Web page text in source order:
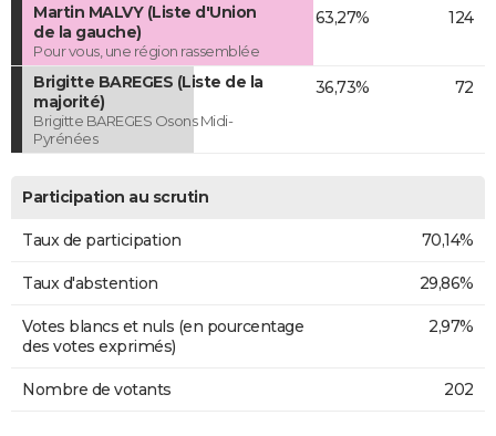
Martin MALVY (Liste d'Union
de la gauche)
Pour vous, une région rassemblée
63,27% 124
Brigitte BAREGES (Liste de la
majorité)
Brigitte BAREGES Osons Midi-
Pyrénées
36,73% 72
Participation au scrutin
Taux de participation 70,14%
Taux d'abstention 29,86%
Votes blancs et nuls (en pourcentage
des votes exprimés)
2,97%
Nombre de votants 202